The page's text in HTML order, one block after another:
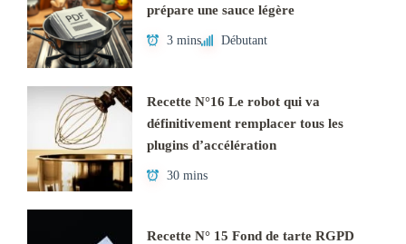
prépare une sauce légère
3 mins Débutant
Recette N°16 Le robot qui va
définitivement remplacer tous les
plugins d’accélération
30 mins
Recette N° 15 Fond de tarte RGPD